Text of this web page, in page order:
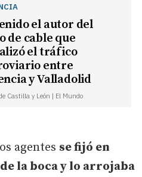
el autor del
de cable que
el tráfico
entre
y Valladolid
Castilla y León | El Mundo
agentes se fijó en
la boca y lo arrojaba